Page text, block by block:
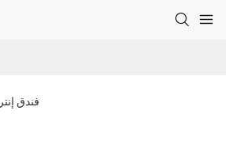
فندق